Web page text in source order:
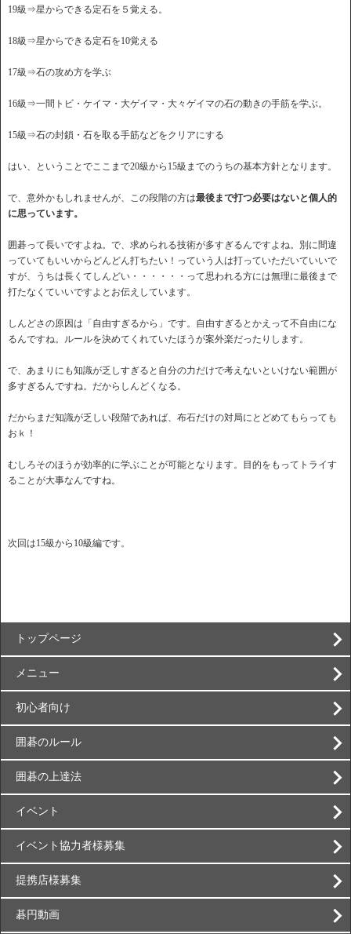
19級⇒星からできる定石を５覚える。
18級⇒星からできる定石を10覚える
17級⇒石の攻め方を学ぶ
16級⇒一間トビ・ケイマ・大ゲイマ・大々ゲイマの石の動きの手筋を学ぶ。
15級⇒石の封鎖・石を取る手筋などをクリアにする
はい、ということでここまで20級から15級までのうちの基本方針となります。
で、意外かもしれませんが、この段階の方は最後まで打つ必要はないと個人的
に思っています。
囲碁って長いですよね。で、求められる技術が多すぎるんですよね。別に間違
っていてもいいからどんどん打ちたい！っていう人は打っていただいていいで
すが、うちは長くてしんどい・・・・・・って思われる方には無理に最後まで
打たなくていいですよとお伝えしています。
しんどさの原因は「自由すぎるから」です。自由すぎるとかえって不自由にな
るんですね。ルールを決めてくれていたほうが案外楽だったりします。
で、あまりにも知識が乏しすぎると自分の力だけで考えないといけない範囲が
多すぎるんですね。だからしんどくなる。
だからまだ知識が乏しい段階であれば、布石だけの対局にとどめてもらっても
おｋ！
むしろそのほうが効率的に学ぶことが可能となります。目的をもってトライす
ることが大事なんですね。
次回は15級から10級編です。
トップページ
メニュー
初心者向け
囲碁のルール
囲碁の上達法
イベント
イベント協力者様募集
提携店様募集
碁円動画